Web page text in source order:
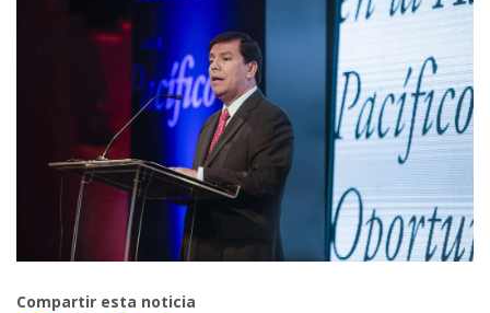
Compartir esta noticia